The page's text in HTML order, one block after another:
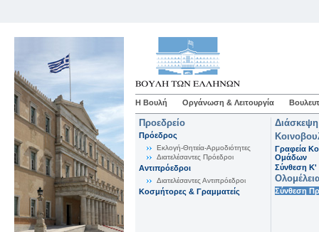
Η Βουλή Οργάνωση & Λειτουργία
Προεδρείο
Πρόεδρος
Εκλογή-Θητεία-Αρμοδιότητες
Διατελέσαντες Πρόεδροι
Αντιπρόεδροι
Διατελέσαντες Αντιπρόεδροι
Κοσμήτορες & Γραμματείς
Γραφεία
Ομάδων
Σύνθεση K'
Σύνθεση